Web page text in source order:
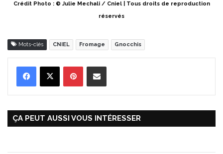
Crédit Photo : © Julie Mechali / Cniel | Tous droits de reproduction
réservés
Mots-clés CNIEL Fromage Gnocchis
ÇA PEUT AUSSI VOUS INTÉRESSER